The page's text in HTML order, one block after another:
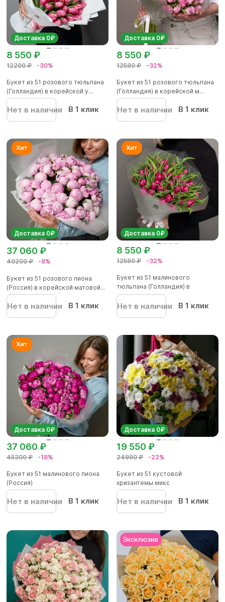
Доставка 0₽
12200 ₽ -30%
8 550 ₽
Букет из 51 розового тюльпана
(Голландия) в корейской у...
Нет в наличии В 1 клик
Доставка 0₽
12580 ₽ -32%
8 550 ₽
Букет из 51 розового тюльпана
(Голландия) в корейской м...
Нет в наличии В 1 клик
Доставка 0₽
40200 ₽ -8%
37 060 ₽
Букет из 51 розового пиона
(Россия) в корейской матовой...
Нет в наличии В 1 клик
Доставка 0₽
12580 ₽ -32%
8 550 ₽
Букет из 51 малинового
тюльпана (Голландия) в
корейской...
Нет в наличии В 1 клик
Доставка 0₽
45300 ₽ -18%
37 060 ₽
Букет из 51 малинового пиона
(Россия)
Нет в наличии В 1 клик
Доставка 0₽
24990 ₽ -22%
19 550 ₽
Букет из 51 кустовой
хризантемы микс
Нет в наличии В 1 клик